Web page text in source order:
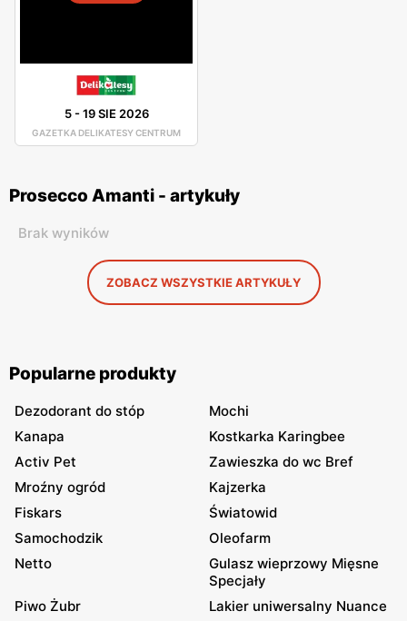
5-19 SIE 2026
GAZETKA DELIKATESY CENTRUM
Prosecco Amanti - artykuły
Brak wyników
ZOBACZ WSZYSTKIE ARTYKUŁY
Popularne produkty
Dezodorant do stóp
Mochi
Kanapa
Kostkarka Karingbee
Activ Pet
Zawieszka do wc Bref
Mroźny ogród
Kajzerka
Fiskars
Światowid
Samochodzik
Oleofarm
Netto
Gulasz wieprzowy Mięsne
Specjały
Piwo Żubr
Lakier uniwersalny Nuance